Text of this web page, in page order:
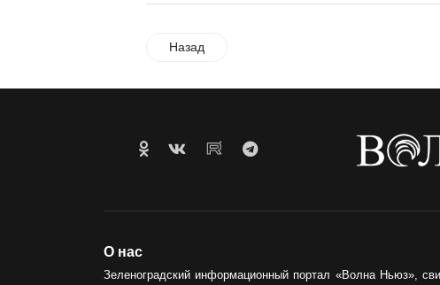
Назад
О нас
Зеленоградский информационный портал «Волна Ньюз»,